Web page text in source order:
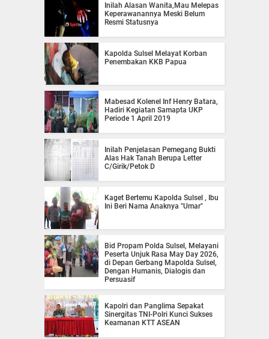
Inilah Alasan Wanita,Mau Melepas
Keperawanannya Meski Belum
Resmi Statusnya
Kapolda Sulsel Melayat Korban
Penembakan KKB Papua
Mabesad Kolenel Inf Henry Batara,
Hadiri Kegiatan Samapta UKP
Periode 1 April 2019
Inilah Penjelasan Pemegang Bukti
Alas Hak Tanah Berupa Letter
C/Girik/Petok D
Kaget Bertemu Kapolda Sulsel , Ibu
Ini Beri Nama Anaknya "Umar"
Bid Propam Polda Sulsel, Melayani
Peserta Unjuk Rasa May Day 2026,
di Depan Gerbang Mapolda Sulsel,
Dengan Humanis, Dialogis dan
Persuasif
Kapolri dan Panglima Sepakat
Sinergitas TNI-Polri Kunci Sukses
Keamanan KTT ASEAN